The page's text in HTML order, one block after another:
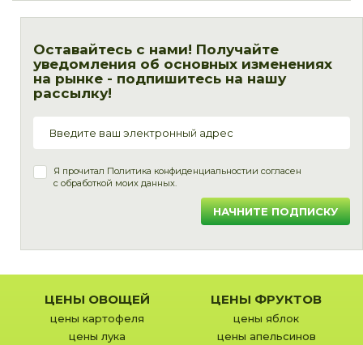
Оставайтесь с нами! Получайте
уведомления об основных изменениях
на рынке - подпишитесь на нашу
рассылку!
Я прочитал Политика конфиденциальностии согласен
с обработкой моих данных.
НАЧНИТЕ ПОДПИСКУ
ЦЕНЫ ОВОЩЕЙ
цены картофеля
цены лука
ЦЕНЫ ФРУКТОВ
цены яблок
цены апельсинов